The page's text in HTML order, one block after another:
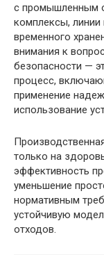
с промышленным
комплексы,
временного
внимания к
безопасности —
процесс,
применение
использование
только на
эффективность
уменьшение
нормативным
устойчивую
отходов.